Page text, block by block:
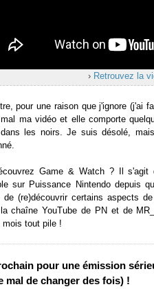
› Retrouvez la
pour une raison que j'ignore (j'ai
ma vidéo et elle comporte
les noirs. Je suis désolé,
Game & Watch ? Il s'agit
sur Puissance Nintendo depuis
de (re)découvrir certains aspects
chaîne YouTube de PN et de
mois tout pile !
pour une émission
mal de changer des fois) !